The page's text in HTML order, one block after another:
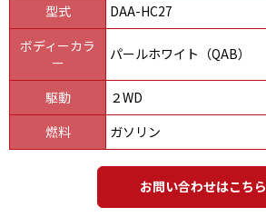
型式
DAA-HC27
ボディーカラ
ー
パールホワイト（QAB）
駆動
２WD
燃料
ガソリン
お問い合わせはこちら